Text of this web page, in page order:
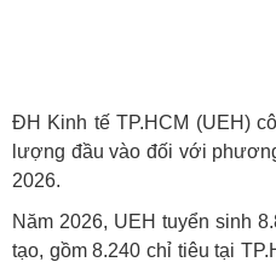
ĐH Kinh tế TP.HCM (UEH)
lượng đầu vào đối với
2026.
Năm 2026, UEH tuyển sinh
tạo, gồm 8.240 chỉ tiêu tại